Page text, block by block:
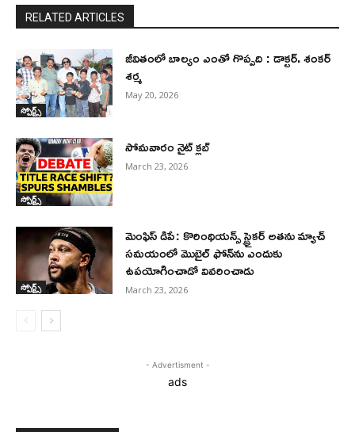
RELATED ARTICLES
స్పోర్ట్స్
జీవితంలో బాల్యం ఎంతో గొప్పది : డాక్టర్. శంకర్
శర్మ
May 20, 2026
స్పోర్ట్స్
సోమవారం నైట్ క్లబ్
March 23, 2026
స్పోర్ట్స్
మెంఫిస్ డిపే: కొరింథియన్స్ స్ట్రైకర్ అతను మ్యాచ్
సమయంలో మొబైల్ ఫోన్‌ను ఎందుకు
ఉపయోగించాడో వివరించాడు
March 23, 2026
- Advertisment -
ads